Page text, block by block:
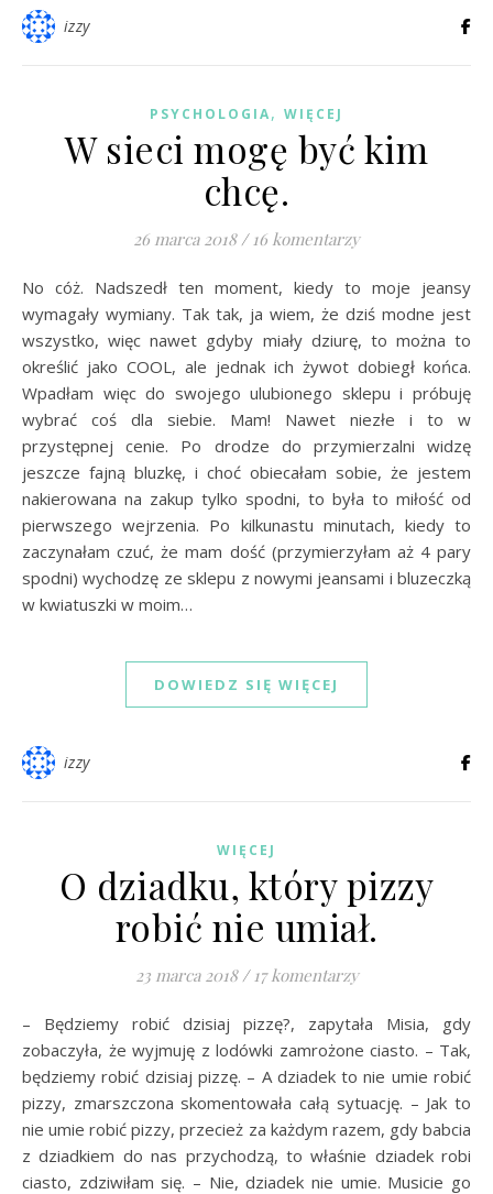
izzy
PSYCHOLOGIA, WIĘCEJ
W sieci mogę być kim
chcę.
26 marca 2018 / 16 komentarzy
No cóż. Nadszedł ten moment, kiedy to moje jeansy
wymagały wymiany. Tak tak, ja wiem, że dziś modne jest
wszystko, więc nawet gdyby miały dziurę, to można to
określić jako COOL, ale jednak ich żywot dobiegł końca.
Wpadłam więc do swojego ulubionego sklepu i próbuję
wybrać coś dla siebie. Mam! Nawet niezłe i to w
przystępnej cenie. Po drodze do przymierzalni widzę
jeszcze fajną bluzkę, i choć obiecałam sobie, że jestem
nakierowana na zakup tylko spodni, to była to miłość od
pierwszego wejrzenia. Po kilkunastu minutach, kiedy to
zaczynałam czuć, że mam dość (przymierzyłam aż 4 pary
spodni) wychodzę ze sklepu z nowymi jeansami i bluzeczką
w kwiatuszki w moim…
DOWIEDZ SIĘ WIĘCEJ
izzy
WIĘCEJ
O dziadku, który pizzy
robić nie umiał.
23 marca 2018 / 17 komentarzy
– Będziemy robić dzisiaj pizzę?, zapytała Misia, gdy
zobaczyła, że wyjmuję z lodówki zamrożone ciasto. – Tak,
będziemy robić dzisiaj pizzę. – A dziadek to nie umie robić
pizzy, zmarszczona skomentowała całą sytuację. – Jak to
nie umie robić pizzy, przecież za każdym razem, gdy babcia
z dziadkiem do nas przychodzą, to właśnie dziadek robi
ciasto, zdziwiłam się. – Nie, dziadek nie umie. Musicie go